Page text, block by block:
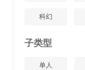
科幻
子类型
单人